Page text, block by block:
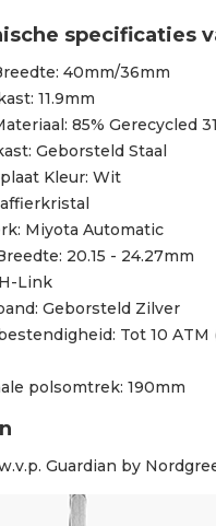
specificaties
40mm/36mm
11.9mm
85% Gerecycled
Geborsteld Staal
Kleur: Wit
Miyota Automatic
20.15 - 24.27mm
Link
Geborsteld Zilver
Tot 10
polsomtrek: 190mm
Guardian by